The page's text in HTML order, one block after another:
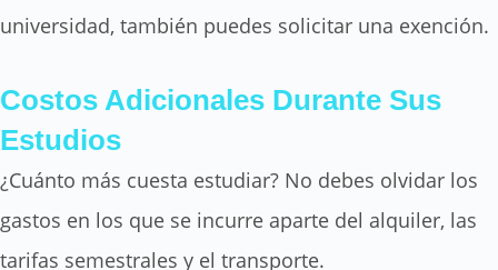
universidad, también puedes solicitar una exención.
Costos Adicionales Durante Sus
Estudios
¿Cuánto más cuesta estudiar? No debes olvidar los
gastos en los que se incurre aparte del alquiler, las
tarifas semestrales y el transporte.